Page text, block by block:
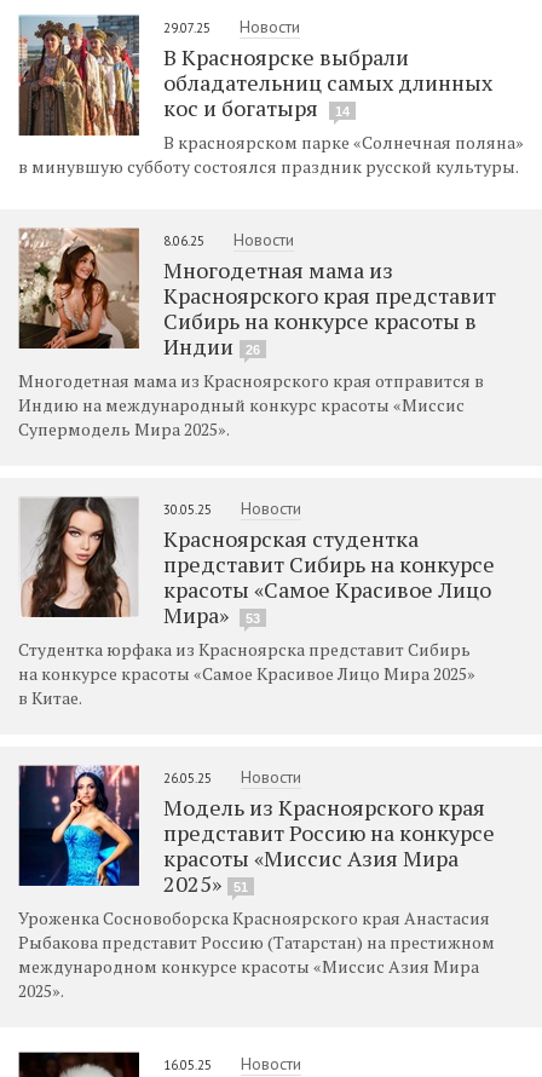
29.07.25 Новости
В Красноярске выбрали
обладательниц самых длинных
кос и богатыря
14
В красноярском парке «Солнечная поляна»
в минувшую субботу состоялся праздник русской культуры.
8.06.25 Новости
Многодетная мама из
Красноярского края представит
Сибирь на конкурсе красоты в
Индии
26
Многодетная мама из Красноярского края отправится в
Индию на международный конкурс красоты «Миссис
Супермодель Мира 2025».
30.05.25 Новости
Красноярская студентка
представит Сибирь на конкурсе
красоты «Самое Красивое Лицо
Мира»
53
Студентка юрфака из Красноярска представит Сибирь
на конкурсе красоты «Самое Красивое Лицо Мира 2025»
в Китае.
26.05.25 Новости
Модель из Красноярского края
представит Россию на конкурсе
красоты «Миссис Азия Мира
2025»
51
Уроженка Сосновоборска Красноярского края Анастасия
Рыбакова представит Россию (Татарстан) на престижном
международном конкурсе красоты «Миссис Азия Мира
2025».
16.05.25 Новости